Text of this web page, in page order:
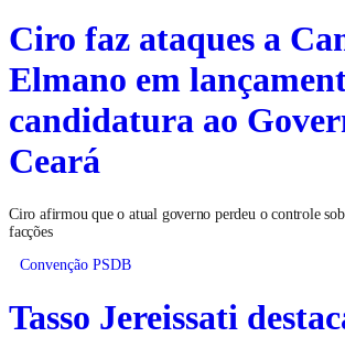
Ciro faz ataques a
Elmano em
candidatura ao
Ceará
Ciro afirmou que o atual governo perdeu o controle
facções
Convenção PSDB
Tasso Jereissati